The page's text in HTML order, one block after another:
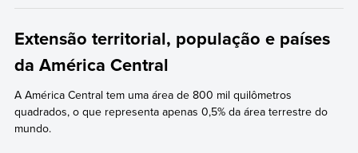
Extensão territorial, população e países
da América Central
A América Central tem uma área de 800 mil quilômetros
quadrados, o que representa apenas 0,5% da área terrestre do
mundo.